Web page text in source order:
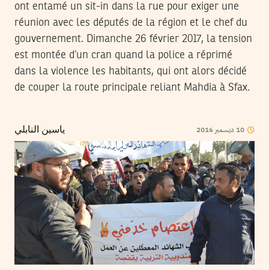
ont entamé un sit-in dans la rue pour exiger une
réunion avec les députés de la région et le chef du
gouvernement. Dimanche 26 février 2017, la tension
est montée d’un cran quand la police a réprimé
dans la violence les habitants, qui ont alors décidé
de couper la route principale reliant Mahdia à Sfax.
ياسين النابلي 10 ديسمبر 2016